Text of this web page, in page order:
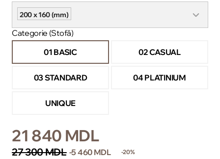
200 x 160 (mm)
Categorie (Stofă)
01 BASIC
02 CASUAL
03 STANDARD 04 PLATINIUM
UNIQUE
21 840 MDL
27 300 MDL -5 460 MDL -20%